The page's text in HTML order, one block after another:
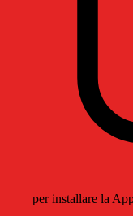
per installare la